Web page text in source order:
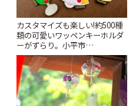
カスタマイズも楽しい!約500種
類の可愛いワッペンキーホルダ
ーがずらり。小平市
「Kimamaya T&K」 | ことりっ
ぷ